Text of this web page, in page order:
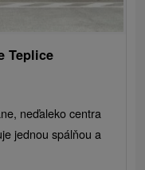
Teplice
neďaleko centra
jednou spálňou a